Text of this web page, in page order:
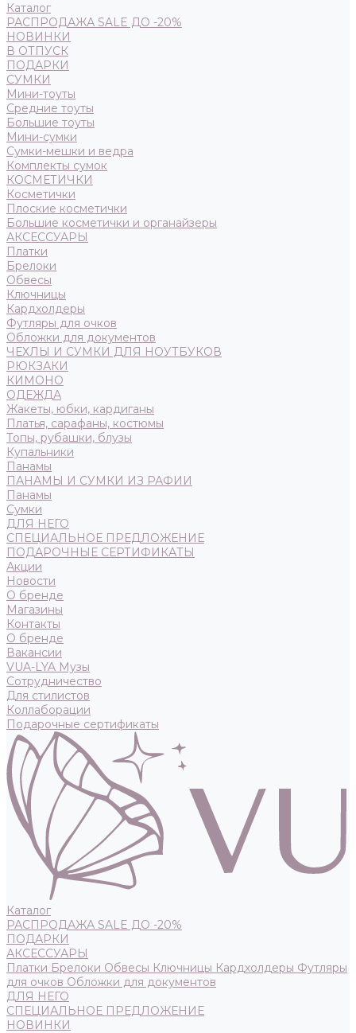
Каталог
РАСПРОДАЖА SALE ДО -20%
НОВИНКИ
В ОТПУСК
ПОДАРКИ
СУМКИ
Мини-тоуты
Средние тоуты
Большие тоуты
Мини-сумки
Сумки-мешки и ведра
Комплекты сумок
КОСМЕТИЧКИ
Косметички
Плоские косметички
Большие косметички и органайзеры
АКСЕССУАРЫ
Платки
Брелоки
Обвесы
Ключницы
Кардхолдеры
Футляры для очков
Обложки для документов
ЧЕХЛЫ И СУМКИ ДЛЯ НОУТБУКОВ
РЮКЗАКИ
КИМОНО
ОДЕЖДА
Жакеты, юбки, кардиганы
Платья, сарафаны, костюмы
Топы, рубашки, блузы
Купальники
Панамы
ПАНАМЫ И СУМКИ ИЗ РАФИИ
Панамы
Сумки
ДЛЯ НЕГО
СПЕЦИАЛЬНОЕ ПРЕДЛОЖЕНИЕ
ПОДАРОЧНЫЕ СЕРТИФИКАТЫ
Акции
Новости
О бренде
Магазины
Контакты
О бренде
Вакансии
VUA-LYA Музы
Сотрудничество
Для стилистов
Коллаборации
Подарочные сертификаты
Каталог
РАСПРОДАЖА SALE ДО -20%
ПОДАРКИ
АКСЕССУАРЫ
Платки Брелоки Обвесы Ключницы Кардхолдеры Футляры
для очков Обложки для документов
ДЛЯ НЕГО
СПЕЦИАЛЬНОЕ ПРЕДЛОЖЕНИЕ
НОВИНКИ